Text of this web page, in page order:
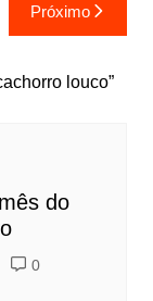
Próximo
do
0